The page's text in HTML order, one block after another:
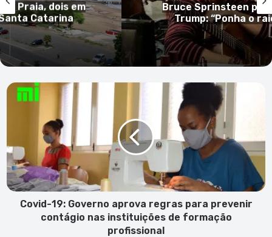
Praia, dois em
Catarina
Bruce Sprinsteen
Trump: “Ponha o
Covid-
19:
para
prevenir
contágio
nas
instituições
Covid-19: Governo aprova regras para prevenir
contágio nas instituições de formação
profissional